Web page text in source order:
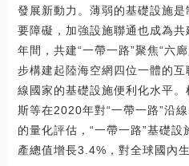
發展新動力。薄弱的基礎設施
要障礙，加強設施聯通也成為
年間，共建“一帶一路”聚焦“六
步構建起陸海空網四位一體的
線國家的基礎設施便利化水平
斯等在2020年對“一帶一路”沿
的量化評估，“一帶一路”基礎
產總值增長3.4%，對全球國內